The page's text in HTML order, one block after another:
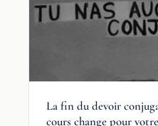
La fin du devoir
cours change pour